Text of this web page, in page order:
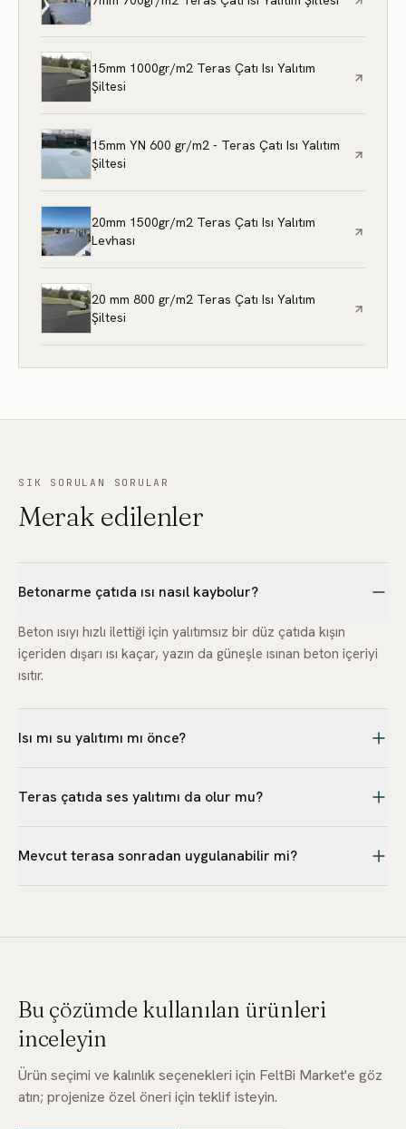
15mm 1000gr/m2 Teras Çatı Isı Yalıtım
Şiltesi
15mm YN 600 gr/m2 - Teras Çatı Isı Yalıtım
Şiltesi
20mm 1500gr/m2 Teras Çatı Isı Yalıtım
Levhası
20 mm 800 gr/m2 Teras Çatı Isı Yalıtım
Şiltesi
SIK SORULAN SORULAR
Merak edilenler
Betonarme çatıda ısı nasıl kaybolur?
Beton ısıyı hızlı ilettiği için yalıtımsız bir düz çatıda kışın
içeriden dışarı ısı kaçar, yazın da güneşle ısınan beton içeriyi
ısıtır.
Isı mı su yalıtımı mı önce?
değişir; amaç hem ısıyı tutmak hem suyu doğru yönetmektir.
Teras çatıda ses yalıtımı da olur mu?
farklı çözümlere bakılmalıdır.
Mevcut terasa sonradan uygulanabilir mi?
katman sırası keşifle netleştirilmelidir.
Bu çözümde kullanılan ürünleri
inceleyin
Ürün seçimi ve kalınlık seçenekleri için FeltBi Market'e göz
atın; projenize özel öneri için teklif isteyin.